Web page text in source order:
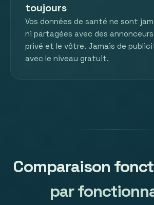
toujours
Vos données de santé ne sont
ni partagées avec des
privé et le vôtre. Jamais de
avec le niveau gratuit.
Comparaison
par